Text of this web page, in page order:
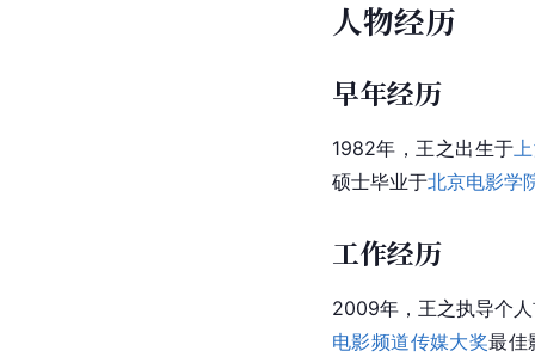
人物经历
早年经历
1982年，王之出生于
硕士毕业于北京电影学
工作经历
2009年，王之执导个
电影频道传媒大奖最佳